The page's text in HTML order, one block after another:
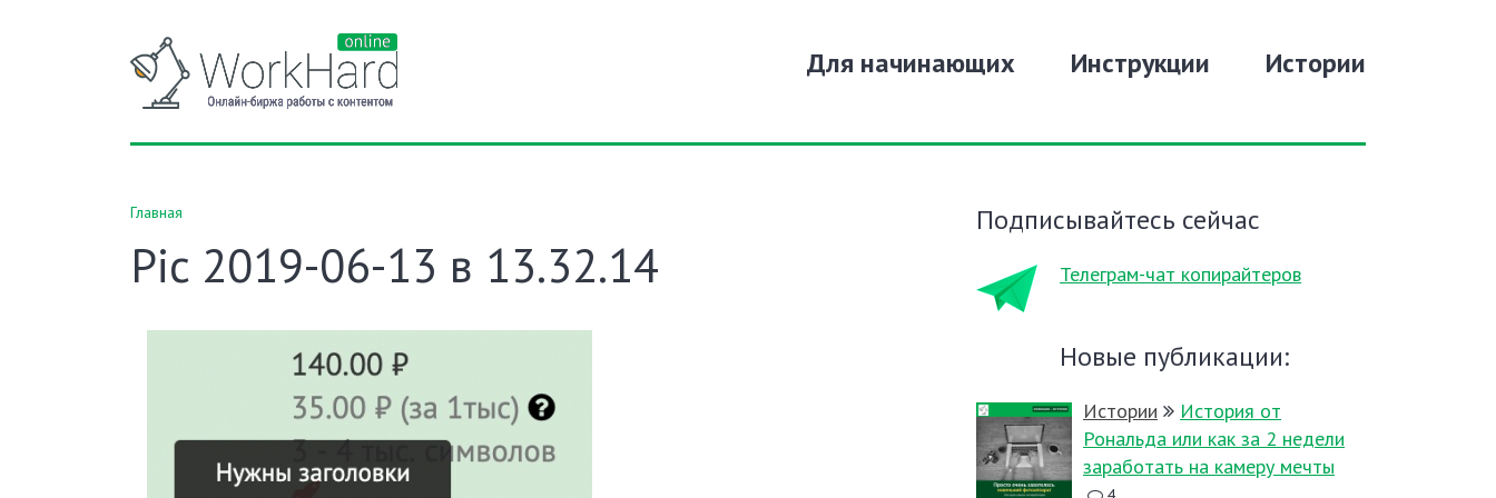
Для начинающих Инструкции Истории
Главная
Pic 2019-06-13 в 13.32.14
Подписывайтесь сейчас
Телеграм-чат копирайтеров
Новые публикации:
Истории
История от
Рональда или как за 2 недели
заработать на камеру мечты